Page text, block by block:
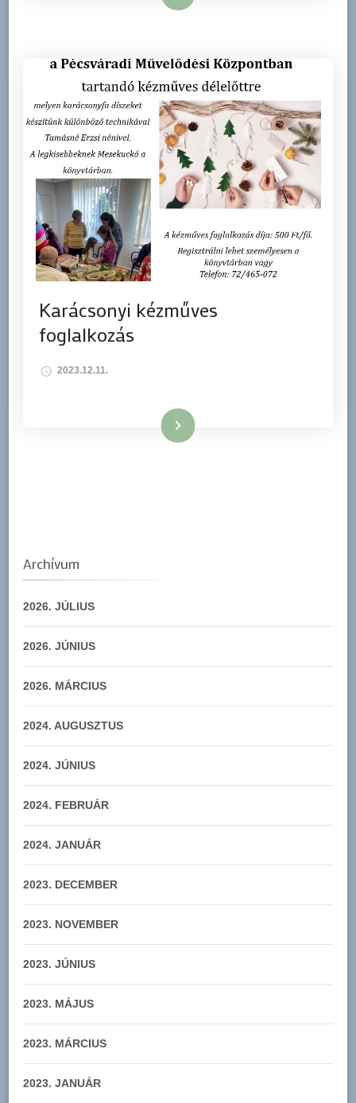
Karácsonyi kézműves
foglalkozás
2023.12.11.
Tovább
Archívum
2026. JÚLIUS
2026. JÚNIUS
2026. MÁRCIUS
2024. AUGUSZTUS
2024. JÚNIUS
2024. FEBRUÁR
2024. JANUÁR
2023. DECEMBER
2023. NOVEMBER
2023. JÚNIUS
2023. MÁJUS
2023. MÁRCIUS
2023. JANUÁR